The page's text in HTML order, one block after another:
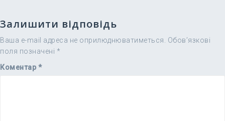
Залишити відповідь
Ваша e-mail адреса не оприлюднюватиметься.
Обов’язкові
поля позначені *
Коментар *